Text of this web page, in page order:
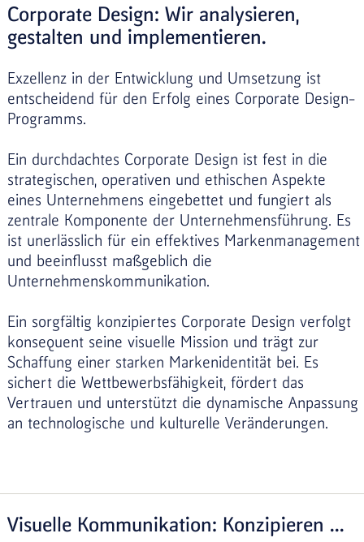
Corporate Design: Wir analysieren,
gestalten und implementieren.
Exzellenz in der Entwicklung und Umsetzung ist
entscheidend für den Erfolg eines Corporate Design-
Programms.
Ein durchdachtes Corporate Design ist fest in die
strategischen, operativen und ethischen Aspekte
eines Unternehmens eingebettet und fungiert als
zentrale Komponente der Unternehmensführung. Es
ist unerlässlich für ein effektives Markenmanagement
und beeinflusst maßgeblich die
Unternehmenskommunikation.
Ein sorgfältig konzipiertes Corporate Design verfolgt
konsequent seine visuelle Mission und trägt zur
Schaffung einer starken Markenidentität bei. Es
sichert die Wettbewerbsfähigkeit, fördert das
Vertrauen und unterstützt die dynamische Anpassung
an technologische und kulturelle Veränderungen.
Visuelle Kommunikation: Konzipieren ...